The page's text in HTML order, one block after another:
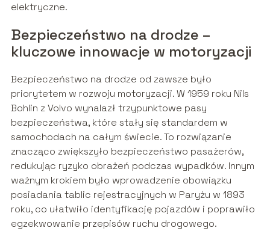
elektryczne.
Bezpieczeństwo na drodze –
kluczowe innowacje w motoryzacji
Bezpieczeństwo na drodze od zawsze było
priorytetem w rozwoju motoryzacji. W 1959 roku Nils
Bohlin z Volvo wynalazł trzypunktowe pasy
bezpieczeństwa, które stały się standardem w
samochodach na całym świecie. To rozwiązanie
znacząco zwiększyło bezpieczeństwo pasażerów,
redukując ryzyko obrażeń podczas wypadków. Innym
ważnym krokiem było wprowadzenie obowiązku
posiadania tablic rejestracyjnych w Paryżu w 1893
roku, co ułatwiło identyfikację pojazdów i poprawiło
egzekwowanie przepisów ruchu drogowego.